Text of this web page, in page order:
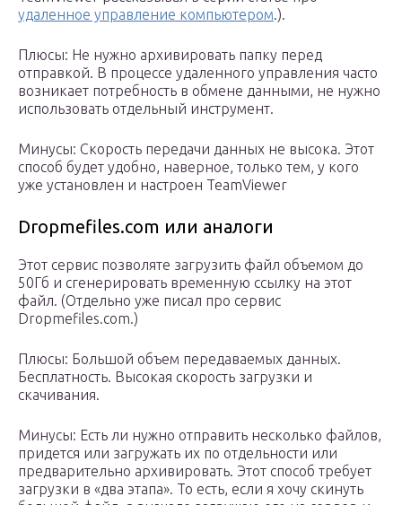
удаленное управление компьютером.).
Плюсы: Не нужно архивировать папку перед
отправкой. В процессе удаленного управления часто
возникает потребность в обмене данными, не нужно
использовать отдельный инструмент.
Минусы: Скорость передачи данных не высока. Этот
способ будет удобно, наверное, только тем, у кого
уже установлен и настроен TeamViewer
Dropmefiles.com или аналоги
Этот сервис позволяте загрузить файл объемом до
50Гб и сгенерировать временную ссылку на этот
файл. (Отдельно уже писал про сервис
Dropmefiles.com.)
Плюсы: Большой объем передаваемых данных.
Бесплатность. Высокая скорость загрузки и
скачивания.
Минусы: Есть ли нужно отправить несколько файлов,
придется или загружать их по отдельности или
предварительно архивировать. Этот способ требует
загрузки в «два этапа». То есть, если я хочу скинуть